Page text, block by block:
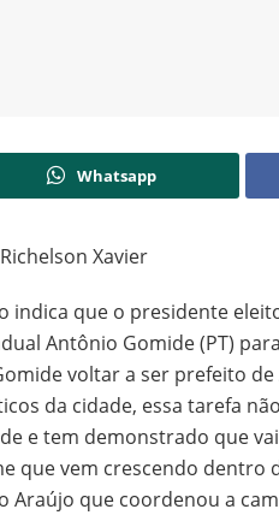
Whatsapp
Xavier
indica que o presidente
Antônio Gomide (PT)
voltar a ser prefeito
da cidade, essa tarefa
e tem demonstrado que
que vem crescendo dentro
Araújo que coordenou a